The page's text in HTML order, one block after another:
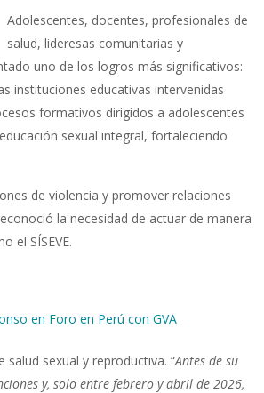
Adolescentes, docentes, profesionales de
salud, lideresas comunitarias y
uno de los logros más significativos:
instituciones educativas intervenidas
formativos dirigidos a adolescentes
sexual integral, fortaleciendo
de violencia y promover relaciones
la necesidad de actuar de manera
el SÍSEVE.
sexual y reproductiva. “Antes de su
y, solo entre febrero y abril de 2026,